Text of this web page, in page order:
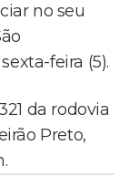
no seu
feira (5).
da rodovia
Preto,